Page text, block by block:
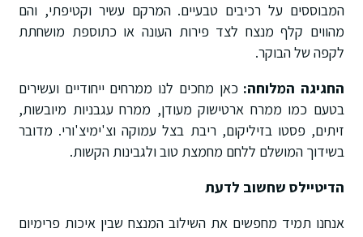
המבוססים על רכיבים טבעיים.המרקם עשיר וקטיפתי, והם
מהווים קלף מנצח לצד פירות העונה או כתוספת מושחתת
לקפה של הבוקר.
החגיגה המלוחה: כאן מחכים לנו ממרחים ייחודיים ועשירים
בטעם כמו ממרח ארטישוק מעודן, ממרח עגבניות מיובשות,
זיתים, פסטו בזיליקום, ריבת בצל עמוקה וצ'ימיצ'ורי. מדובר
בשידוך המושלם ללחם מחמצת טוב ולגבינות הקשות.
הדיטיילס שחשוב לדעת
אנחנו תמיד מחפשים את השילוב המנצח שבין איכות פרימיום